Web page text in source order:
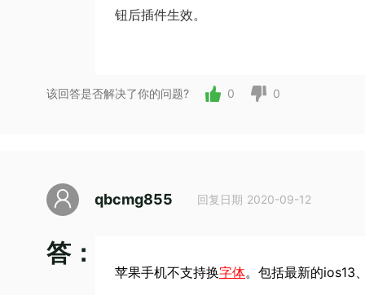
钮后插件生效。
该回答是否解决了你的问题? 0 0
qbcmg855 回复日期 2020-09-12
答：
苹果手机不支持换字体。包括最新的ios13